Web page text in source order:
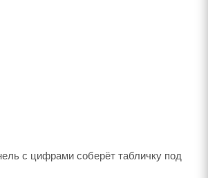
с цифрами соберёт табличку под